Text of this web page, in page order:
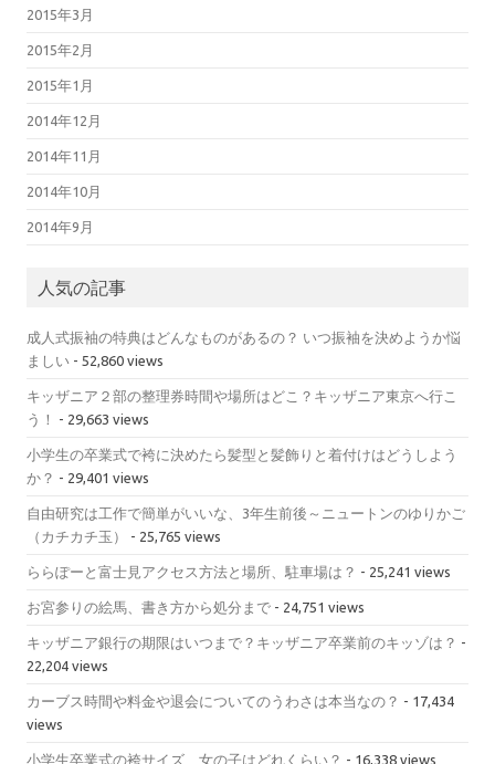
2015年3月
2015年2月
2015年1月
2014年12月
2014年11月
2014年10月
2014年9月
人気の記事
成人式振袖の特典はどんなものがあるの？ いつ振袖を決めようか悩
ましい - 52,860 views
キッザニア２部の整理券時間や場所はどこ？キッザニア東京へ行こ
う！
- 29,663 views
小学生の卒業式で袴に決めたら髪型と髪飾りと着付けはどうしよう
か？ - 29,401 views
自由研究は工作で簡単がいいな、3年生前後～ニュートンのゆりかご
（カチカチ玉）
- 25,765 views
ららぽーと富士見アクセス方法と場所、駐車場は？ - 25,241 views
お宮参りの絵馬、書き方から処分まで - 24,751 views
キッザニア銀行の期限はいつまで？キッザニア卒業前のキッゾは？ -
22,204 views
カーブス時間や料金や退会についてのうわさは本当なの？ - 17,434
views
小学生卒業式の袴サイズ、女の子はどれくらい？ - 16,338 views